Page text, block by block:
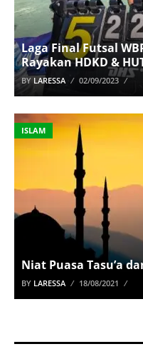
Laga Final Futsal
Rayakan HDKD &
BY LARESSA 02/09/2023
ISLAM
Niat Puasa Tasu’a
BY LARESSA 18/08/2021